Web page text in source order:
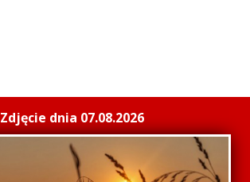
Zdjęcie dnia 07.08.2026